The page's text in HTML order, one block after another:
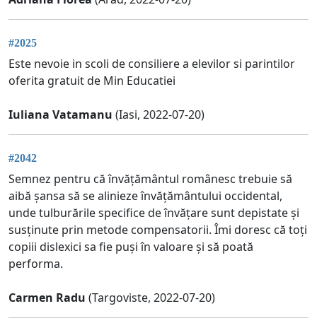
#2025
Este nevoie in scoli de consiliere a elevilor si parintilor
oferita gratuit de Min Educatiei
Iuliana Vatamanu (Iasi, 2022-07-20)
#2042
Semnez pentru că învățământul românesc trebuie să
aibă șansa să se alinieze învățământului occidental,
unde tulburările specifice de învățare sunt depistate și
susținute prin metode compensatorii. Îmi doresc că toți
copiii dislexici sa fie puși în valoare și să poată
performa.
Carmen Radu (Targoviste, 2022-07-20)